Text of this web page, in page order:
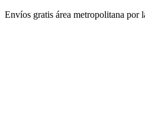
Envíos gratis área metropolitana por